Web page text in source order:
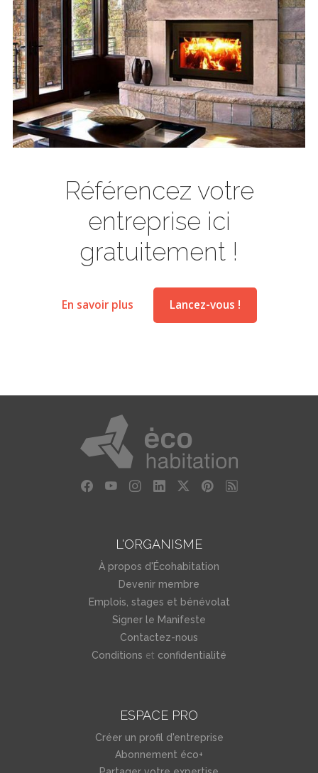
Référencez votre
entreprise ici
gratuitement !
En savoir plus Lancez-vous !
L'ORGANISME
À propos d'Écohabitation
Devenir membre
Emplois, stages et bénévolat
Signer le Manifeste
Contactez-nous
Conditions et confidentialité
ESPACE PRO
Créer un profil d'entreprise
Abonnement éco+